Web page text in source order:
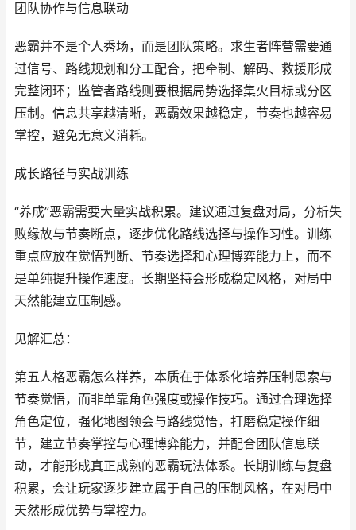
团队协作与信息联动
恶霸并不是个人秀场，而是团队策略。求生者阵营需要通
过信号、路线规划和分工配合，把牵制、解码、救援形成
完整闭环；监管者路线则要根据局势选择集火目标或分区
压制。信息共享越清晰，恶霸效果越稳定，节奏也越容易
掌控，避免无意义消耗。
成长路径与实战训练
“养成”恶霸需要大量实战积累。建议通过复盘对局，分析失
败缘故与节奏断点，逐步优化路线选择与操作习性。训练
重点应放在觉悟判断、节奏选择和心理博弈能力上，而不
是单纯提升操作速度。长期坚持会形成稳定风格，对局中
天然能建立压制感。
见解汇总：
第五人格恶霸怎么样养，本质在于体系化培养压制思索与
节奏觉悟，而非单靠角色强度或操作技巧。通过合理选择
角色定位，强化地图领会与路线觉悟，打磨稳定操作细
节，建立节奏掌控与心理博弈能力，并配合团队信息联
动，才能形成真正成熟的恶霸玩法体系。长期训练与复盘
积累，会让玩家逐步建立属于自己的压制风格，在对局中
天然形成优势与掌控力。